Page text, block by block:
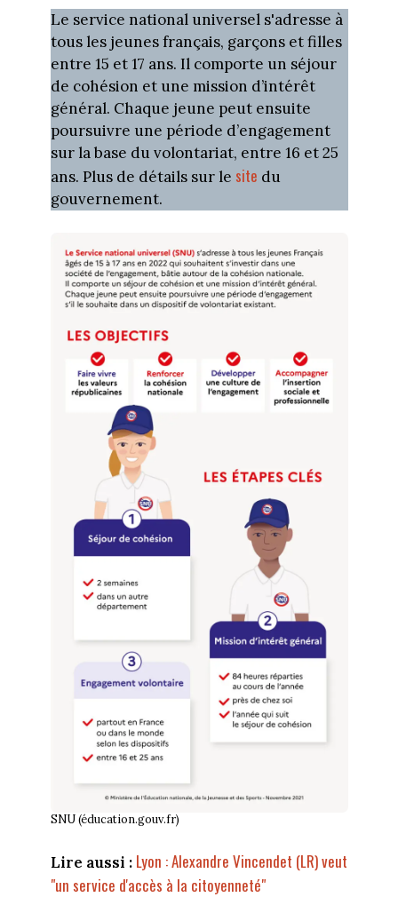
Le service national universel s'adresse à
tous les jeunes français, garçons et filles
entre 15 et 17 ans. Il comporte un séjour
de cohésion et une mission d’intérêt
général. Chaque jeune peut ensuite
poursuivre une période d’engagement
sur la base du volontariat, entre 16 et 25
ans. Plus de détails sur le site du
gouvernement.
SNU (éducation.gouv.fr)
Lire aussi : Lyon : Alexandre Vincendet (LR) veut
"un service d'accès à la citoyenneté"